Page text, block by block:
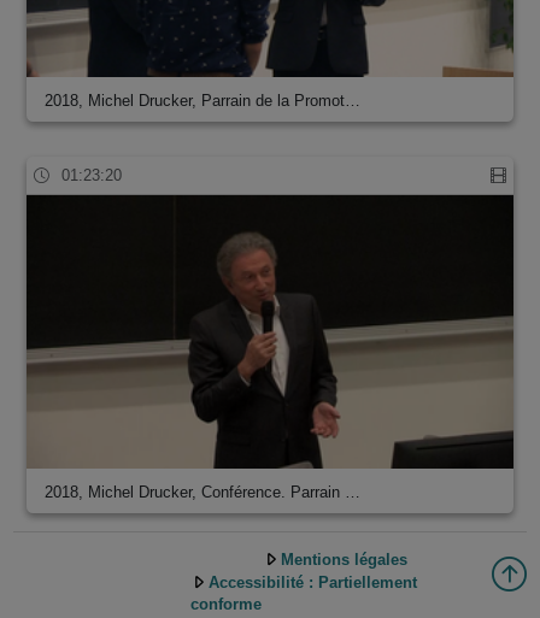
2018, Michel Drucker, Parrain de la Promot…
01:23:20
2018, Michel Drucker, Conférence. Parrain …
Mentions légales
Accessibilité : Partiellement
conforme